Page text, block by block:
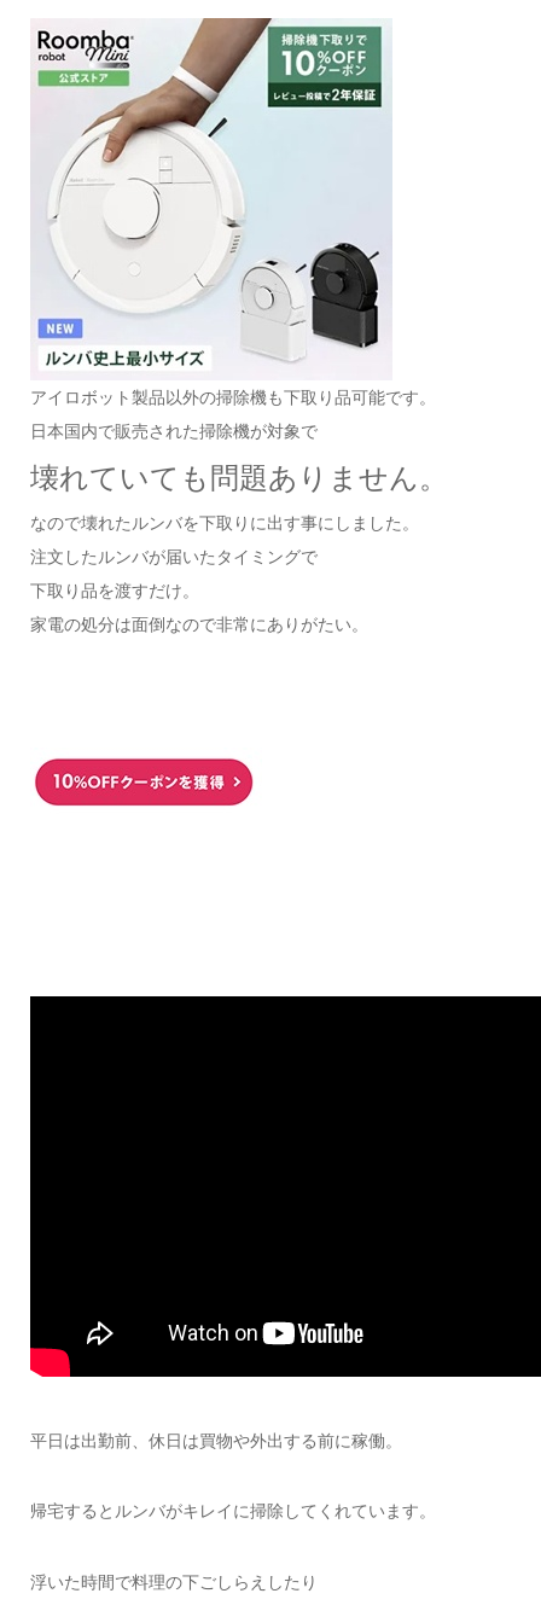
アイロボット製品以外の掃除機も下取り品可能です。
日本国内で販売された掃除機が対象で
壊れていても問題ありません。
なので壊れたルンバを下取りに出す事にしました。
注文したルンバが届いたタイミングで
下取り品を渡すだけ。
家電の処分は面倒なので非常にありがたい。
平日は出勤前、休日は買物や外出する前に稼働。
帰宅するとルンバがキレイに掃除してくれています。
浮いた時間で料理の下ごしらえしたり